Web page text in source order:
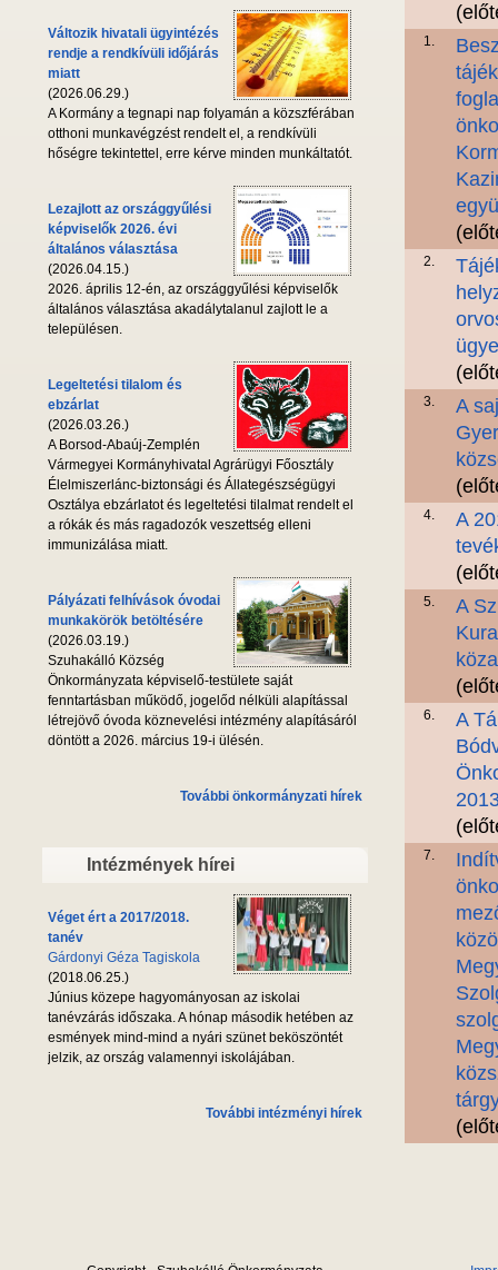
Változik hivatali ügyintézés
rendje a rendkívüli időjárás
miatt
(2026.06.29.)
A Kormány a tegnapi nap folyamán a közszférában
otthoni munkavégzést rendelt el, a rendkívüli
hőségre tekintettel, erre kérve minden munkáltatót.
Lezajlott az országgyűlési
képviselők 2026. évi
általános választása
(2026.04.15.)
2026. április 12-én, az országgyűlési képviselők
általános választása akadálytalanul zajlott le a
településen.
Legeltetési tilalom és
ebzárlat
(2026.03.26.)
A Borsod-Abaúj-Zemplén
Vármegyei Kormányhivatal Agrárügyi Főosztály
Élelmiszerlánc-biztonsági és Állategészségügyi
Osztálya ebzárlatot és legeltetési tilalmat rendelt el
a rókák és más ragadozók veszettség elleni
immunizálása miatt.
Pályázati felhívások óvodai
munkakörök betöltésére
(2026.03.19.)
Szuhakálló Község
Önkormányzata képviselő-testülete saját
fenntartásban működő, jogelőd nélküli alapítással
létrejövő óvoda köznevelési intézmény alapításáról
döntött a 2026. március 19-i ülésén.
További önkormányzati hírek
Intézmények hírei
Véget ért a 2017/2018.
tanév
Gárdonyi Géza Tagiskola
(2018.06.25.)
Június közepe hagyományosan az iskolai
tanévzárás időszaka. A hónap második hetében az
esmények mind-mind a nyári szünet beköszöntét
jelzik, az ország valamennyi iskolájában.
További intézményi hírek
1.
2.
3.
A
4.
A
5.
A
6.
A
7.